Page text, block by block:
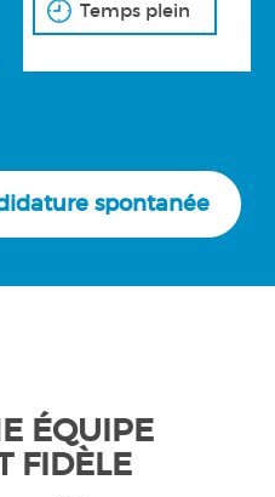
Temps plein
spontanée
ÉQUIPE
FIDÈLE